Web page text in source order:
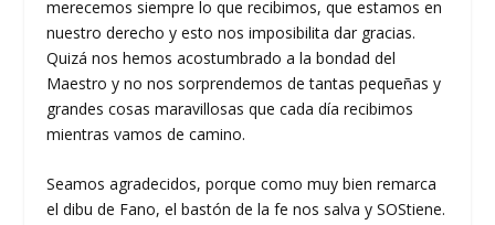
merecemos siempre lo que recibimos, que estamos en
nuestro derecho y esto nos imposibilita dar gracias.
Quizá nos hemos acostumbrado a la bondad del
Maestro y no nos sorprendemos de tantas pequeñas y
grandes cosas maravillosas que cada día recibimos
mientras vamos de camino.
Seamos agradecidos, porque como muy bien remarca
el dibu de Fano, el bastón de la fe nos salva y SOStiene.